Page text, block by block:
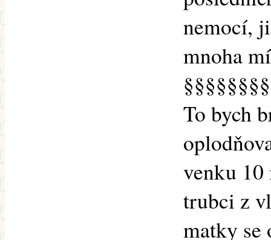
nemocí,
mnoha
To bych
venku 10
trubci z
matky se